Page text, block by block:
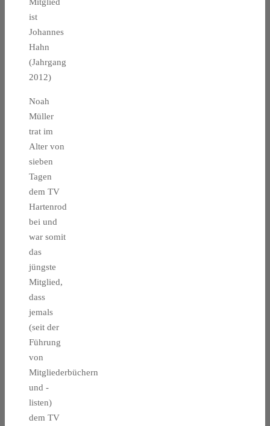
Mitglied
ist
Johannes
Hahn
(Jahrgang
2012)
Noah
Müller
trat im
Alter von
sieben
Tagen
dem TV
Hartenrod
bei und
war somit
das
jüngste
Mitglied,
dass
jemals
(seit der
Führung
von
Mitgliederbüchern
und -
listen)
dem TV